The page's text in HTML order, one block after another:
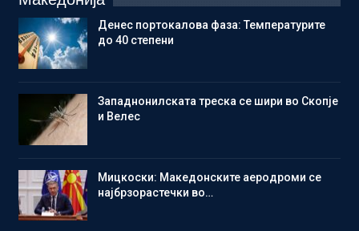
Денес портокалова фаза: Температурите
до 40 степени
Западнонилската треска се шири во Скопје
и Велес
Мицкоски: Македонските аеродроми се
најбрзорастечки во…